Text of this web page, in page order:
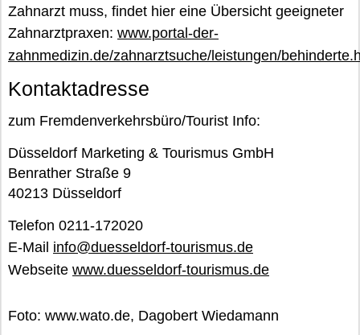
Zahnarzt muss, findet hier eine Übersicht geeigneter
Zahnarztpraxen: www.portal-der-
zahnmedizin.de/zahnarztsuche/leistungen/
Kontaktadresse
zum Fremdenverkehrsbüro/Tourist Info:
Düsseldorf Marketing & Tourismus GmbH
Benrather Straße 9
40213 Düsseldorf
Telefon 0211-172020
E-Mail info@duesseldorf-tourismus.de
Webseite www.duesseldorf-tourismus.de
Foto: www.wato.de, Dagobert Wiedamann